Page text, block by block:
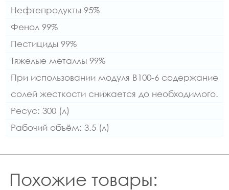
Нефтепродукты 95%
Фенол 99%
Пестициды 99%
Тяжелые металлы 99%
При использовании модуля В100-6 содержание
солей жесткости снижается до необходимого.
Ресус: 300 (л)
Рабочий объём: 3.5 (л)
Похожие товары: